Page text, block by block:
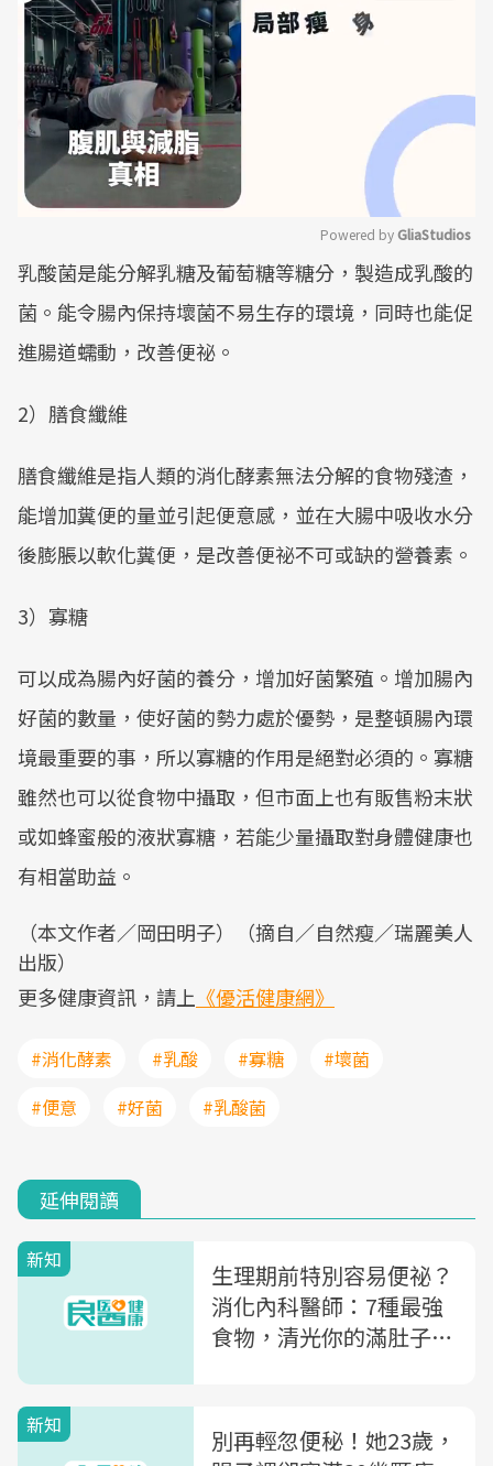
Mute
Powered by GliaStudios
乳酸菌是能分解乳糖及葡萄糖等糖分，製造成乳酸的
菌。能令腸內保持壞菌不易生存的環境，同時也能促
進腸道蠕動，改善便祕。
2）膳食纖維
膳食纖維是指人類的消化酵素無法分解的食物殘渣，
能增加糞便的量並引起便意感，並在大腸中吸收水分
後膨脹以軟化糞便，是改善便祕不可或缺的營養素。
3）寡糖
可以成為腸內好菌的養分，增加好菌繁殖。增加腸內
好菌的數量，使好菌的勢力處於優勢，是整頓腸內環
境最重要的事，所以寡糖的作用是絕對必須的。寡糖
雖然也可以從食物中攝取，但市面上也有販售粉末狀
或如蜂蜜般的液狀寡糖，若能少量攝取對身體健康也
有相當助益。
（本文作者／岡田明子）（摘自／自然瘦／瑞麗美人
出版）
更多健康資訊，請上 《優活健康網》
#消化酵素 #乳酸 #寡糖
#壞菌
#便意
#好菌 #乳酸菌
延伸閱讀
新知
生理期前特別容易便祕？
消化內科醫師：7種最強
食物，清光你的滿肚子便
新知
別再輕忽便秘！她23歲，